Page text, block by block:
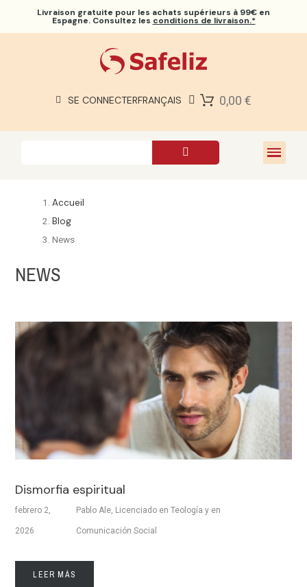
Livraison gratuite pour les achats supérieurs à 99€ en
Espagne. Consultez les conditions de livraison.*
SE CONNECTERFRANÇAIS 0,00 €
Accueil
Blog
News
NEWS
Dismorfia espiritual
febrero 2,
2026
Pablo Ale, Licenciado en Teología y en
Comunicación Social
LEER MÁS